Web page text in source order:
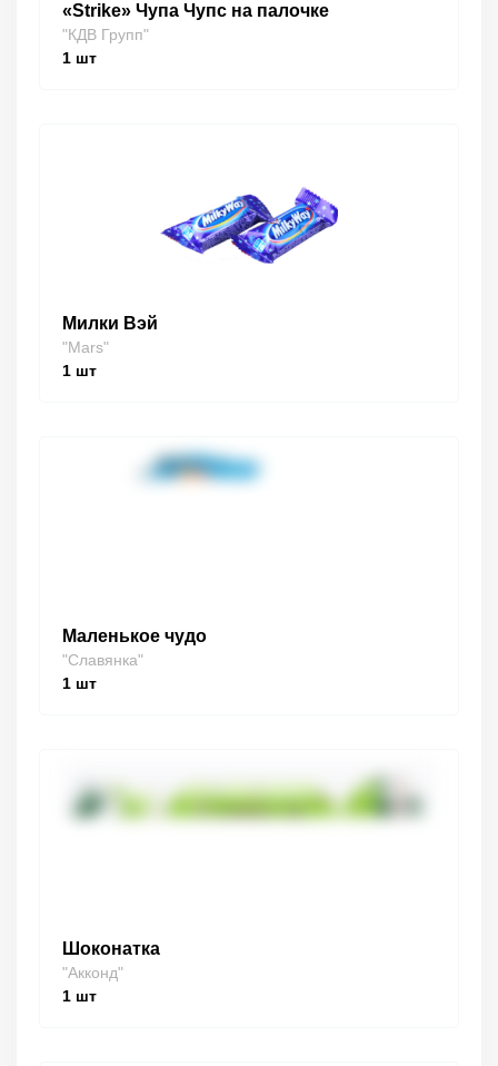
«Strike» Чупа Чупс на палочке
"КДВ Групп"
1 шт
Милки Вэй
"Mars"
1 шт
Маленькое чудо
"Славянка"
1 шт
Шоконатка
"Акконд"
1 шт